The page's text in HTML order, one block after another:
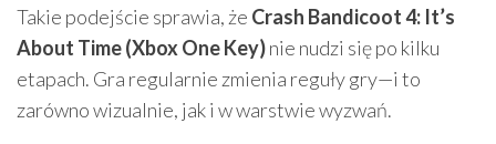
Takie podejście sprawia, że Crash Bandicoot 4: It’s
About Time (Xbox One Key)nie nudzi się po kilku
etapach. Gra regularnie zmienia reguły gry—i to
zarówno wizualnie, jak i w warstwie wyzwań.